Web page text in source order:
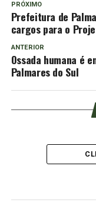
PRÓXIMO
Prefeitura de
cargos para o
ANTERIOR
Ossada humana é
Palmares do Sul